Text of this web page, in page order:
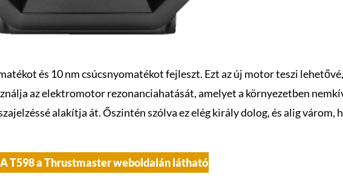
és 10 nm csúcsnyomatékot fejleszt. Ezt az új motor teszi
az elektromotor rezonanciahatását, amelyet a környezetben
alakítja át. Őszintén szólva ez elég király dolog, és alig várom,
A T598 a Thrustmaster weboldalán látható